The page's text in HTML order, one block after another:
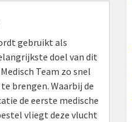
gebruikt als
doel van dit
Team zo snel
brengen. Waarbij de
de eerste medische
vliegt deze vlucht